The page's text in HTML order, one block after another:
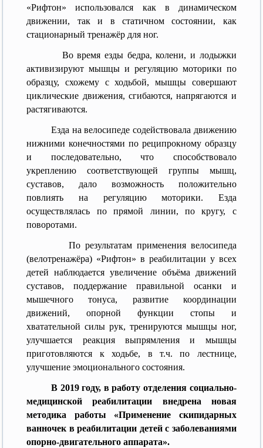
«Рифтон» использовался как в динамическом
движении, так и в статичном состоянии, как
стационарный тренажёр для ног.
Во время езды бедра, колени, и лодыжки
активизируют мышцы и регуляцию моторики по
образцу, схожему с ходьбой, мышцы совершают
циклические движения, сгибаются, напрягаются и
растягиваются.
Езда на велосипеде содействовала движению
нижними конечностями по реципрокному образцу
и последовательно, что способствовало
укреплению соответствующей группы мышц,
суставов, дало возможность положительно
повлиять на регуляцию моторики. Езда
осуществлялась по прямой линии, по кругу, с
поворотами.
По результатам применения велосипеда
(велотренажёра) «Рифтон» в реабилитации у всех
детей наблюдается увеличение объёма движений
суставов, поддержание правильной осанки и
мышечного тонуса, развитие координации
движений, опорной функции стопы и
хватательной силы рук, тренируются мышцы ног,
улучшается реакция выпрямления и мышцы
приготовляются к ходьбе, в т.ч. по лестнице,
улучшение эмоционального состояния.
В 2019 году, в работу отделения социально-
медицинской реабилитации внедрена новая
методика работы «Применение скипидарных
ванночек в реабилитации детей с заболеваниями
опорно-двигательного аппарата».